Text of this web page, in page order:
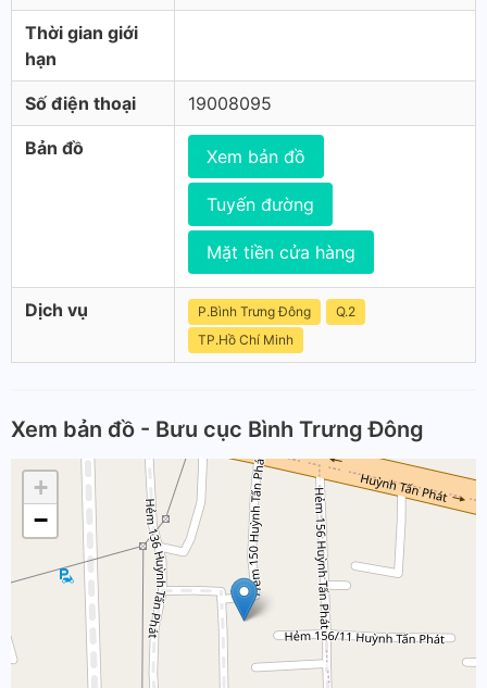
Thời gian giới
hạn
Số điện thoại 19008095
Bản đồ Xem bản đồ
Tuyến đường
Mặt tiền cửa hàng
Dịch vụ P.Bình Trưng Đông
Q.2
TP.Hồ Chí Minh
Xem bản đồ - Bưu cục Bình Trưng Đông
+
−